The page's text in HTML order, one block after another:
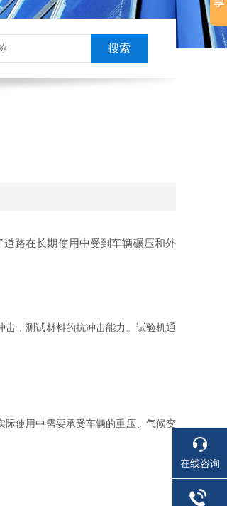
路在长期使用中受到车辆碾压和外
，测试材料的抗冲击能力。试验机通
使用中需要承受车辆的重压、气候变
在线咨询